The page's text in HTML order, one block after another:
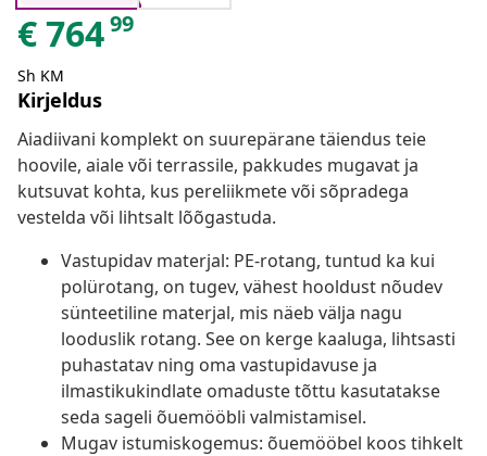
€76499
Sh KM
Kirjeldus
Aiadiivani komplekt on suurepärane täiendus teie
hoovile, aiale või terrassile, pakkudes mugavat ja
kutsuvat kohta, kus pereliikmete või sõpradega
vestelda või lihtsalt lõõgastuda.
Vastupidav materjal: PE-rotang, tuntud ka kui
polürotang, on tugev, vähest hooldust nõudev
sünteetiline materjal, mis näeb välja nagu
looduslik rotang. See on kerge kaaluga, lihtsasti
puhastatav ning oma vastupidavuse ja
ilmastikukindlate omaduste tõttu kasutatakse
seda sageli õuemööbli valmistamisel.
Mugav istumiskogemus: õuemööbel koos tihkelt